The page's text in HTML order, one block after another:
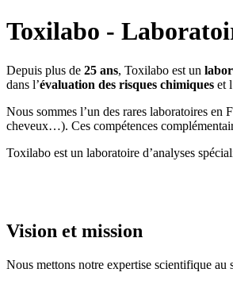
Toxilabo -
Depuis plus de 25 ans, Toxilabo est un
dans l’évaluation des risques chimiques et
Nous sommes l’un des rares laboratoires en
cheveux…). Ces compétences
Toxilabo est un laboratoire d’analyses
Vision et mission
Nous mettons notre expertise scientifique au